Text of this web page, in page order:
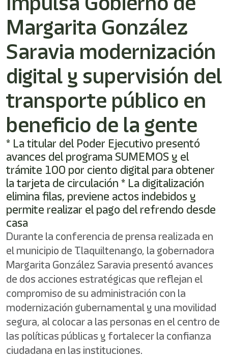
Margarita González
Saravia modernización
digital y supervisión del
transporte público en
beneficio de la gente
* La titular del Poder Ejecutivo presentó
avances del programa SUMEMOS y el
trámite 100 por ciento digital para obtener
la tarjeta de circulación * La digitalización
elimina filas, previene actos indebidos y
permite realizar el pago del refrendo desde
casa
Durante la conferencia de prensa realizada en
el municipio de Tlaquiltenango, la gobernadora
Margarita González Saravia presentó avances
de dos acciones estratégicas que reflejan el
compromiso de su administración con la
modernización gubernamental y una movilidad
segura, al colocar a las personas en el centro de
las políticas públicas y fortalecer la confianza
ciudadana en las instituciones.